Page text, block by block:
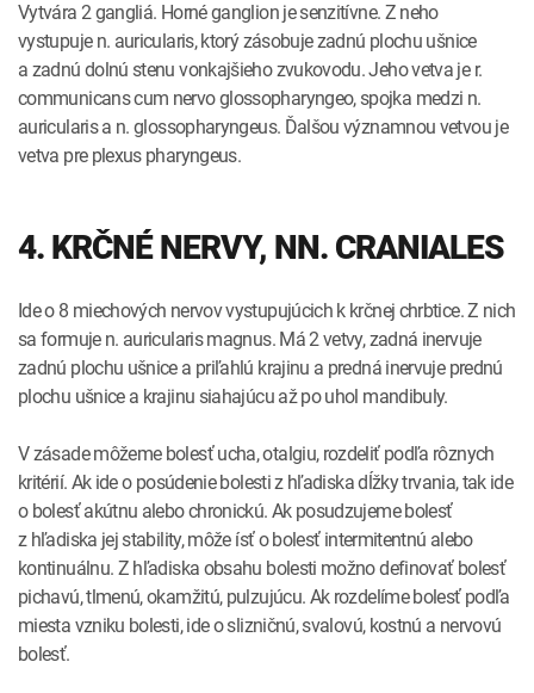
Vytvára 2 gangliá. Horné ganglion je senzitívne. Z neho
vystupuje n. auricularis, ktorý zásobuje zadnú plochu ušnice
a zadnú dolnú stenu vonkajšieho zvukovodu. Jeho vetva je r.
communicans cum nervo glossopharyngeo, spojka medzi n.
auricularis a n. glossopharyngeus. Ďalšou významnou vetvou je
vetva pre plexus pharyngeus.
4. KRČNÉ NERVY, NN. CRANIALES
Ide o 8 miechových nervov vystupujúcich k krčnej chrbtice. Z nich
sa formuje n. auricularis magnus. Má 2 vetvy, zadná inervuje
zadnú plochu ušnice a priľahlú krajinu a predná inervuje prednú
plochu ušnice a krajinu siahajúcu až po uhol mandibuly.
V zásade môžeme bolesť ucha, otalgiu, rozdeliť podľa rôznych
kritérií. Ak ide o posúdenie bolesti z hľadiska dĺžky trvania, tak ide
o bolesť akútnu alebo chronickú. Ak posudzujeme bolesť
z hľadiska jej stability, môže ísť o bolesť intermitentnú alebo
kontinuálnu. Z hľadiska obsahu bolesti možno definovať bolesť
pichavú, tlmenú, okamžitú, pulzujúcu. Ak rozdelíme bolesť podľa
miesta vzniku bolesti, ide o slizničnú, svalovú, kostnú a nervovú
bolesť.